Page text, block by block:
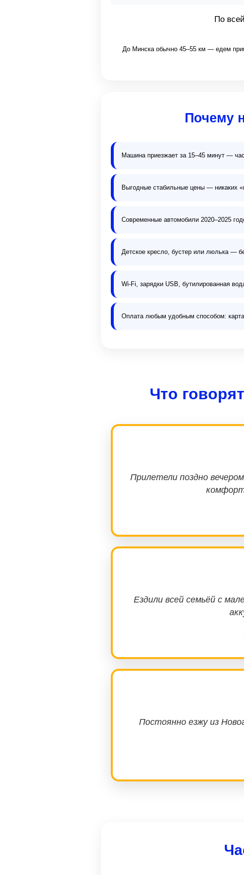
По
До Минска обычно 45–55 км — едем
Почему
Машина приезжает за 15–45 минут —
Выгодные стабильные цены — никаких
Современные автомобили 2020–2025
Детское кресло, бустер или люлька —
Wi-Fi, зарядки USB, бутилированная
Оплата любым удобным способом:
Что
Прилетели поздно
Ездили всей семьёй с
Постоянно езжу из